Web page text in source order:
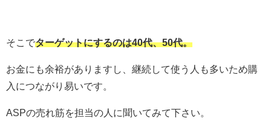
そこでターゲットにするのは40代、50代。
お金にも余裕がありますし、継続して使う人も多いため購
入につながり易いです。
ASPの売れ筋を担当の人に聞いてみて下さい。